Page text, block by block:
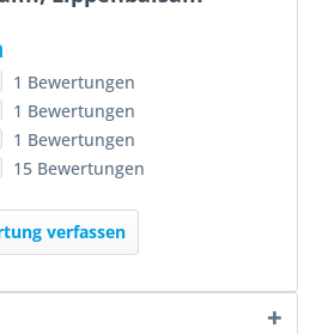
1 Bewertungen
1 Bewertungen
1 Bewertungen
15 Bewertungen
verfassen